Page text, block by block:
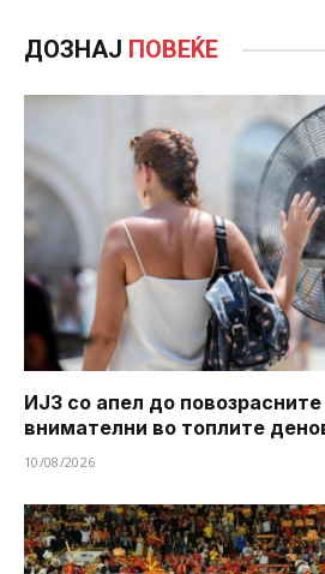
ДОЗНАЈ ПОВЕЌЕ
ИЈЗ со апел до
внимателни во топлите
10/08/2026